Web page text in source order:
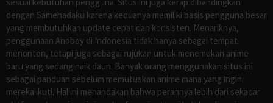
dengan Samehadaku karena keduanya memiliki basis pengguna besar
yang membutuhkan update cepat dan konsisten. Menariknya,
penggunaan Anoboy di Indonesia tidak hanya sebagai tempat
menonton, tetapi juga sebagai rujukan untuk menemukan anime
baru yang sedang naik daun. Banyak orang menggunakan situs ini
sebagai panduan sebelum memutuskan anime mana yang ingin
mereka ikuti. Hal ini menandakan bahwa perannya lebih dari sekadar